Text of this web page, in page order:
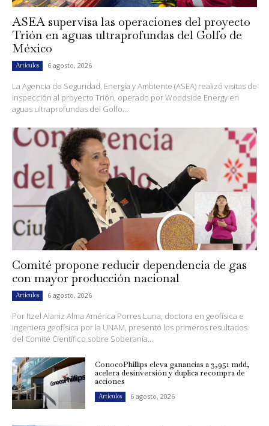
ASEA supervisa las operaciones del proyecto
Trión en aguas ultraprofundas del Golfo de
México
Artículos 6 agosto, 2026
La Agencia de Seguridad, Energía y Ambiente (ASEA) realizó visitas de
inspección al proyecto Trión, operado por Woodside Energy en
aguas ultraprofundas del Golfo...
Comité propone reducir dependencia de gas
con mayor producción nacional
Artículos 6 agosto, 2026
Por Itzel Alaniz Alma América Porres Luna, doctora en geofísica e
ingeniera geofísica por la UNAM, presentó los primeros resultados
del Comité Científico sobre Soberanía...
ConocoPhillips eleva ganancias a 3,951 mdd,
acelera desinversión y duplica recompra de
acciones
Artículos 6 agosto, 2026